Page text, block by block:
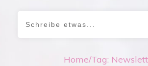
Home/Tag: